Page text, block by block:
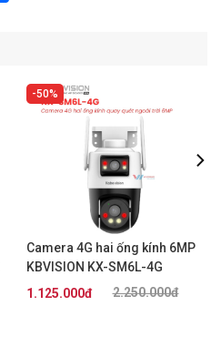
50%
Camera 4G hai ống kính 6MP
KBVISION KX-SM6L-4G
2.250.000đ
1.125.000đ